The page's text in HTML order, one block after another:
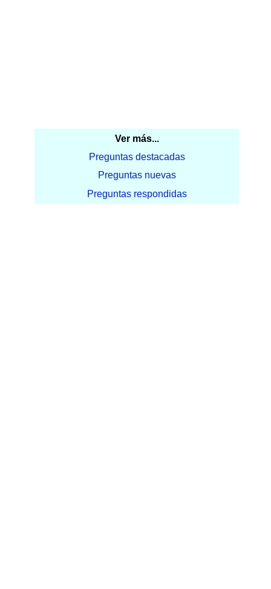
Ver más...
Preguntas destacadas
Preguntas nuevas
Preguntas respondidas